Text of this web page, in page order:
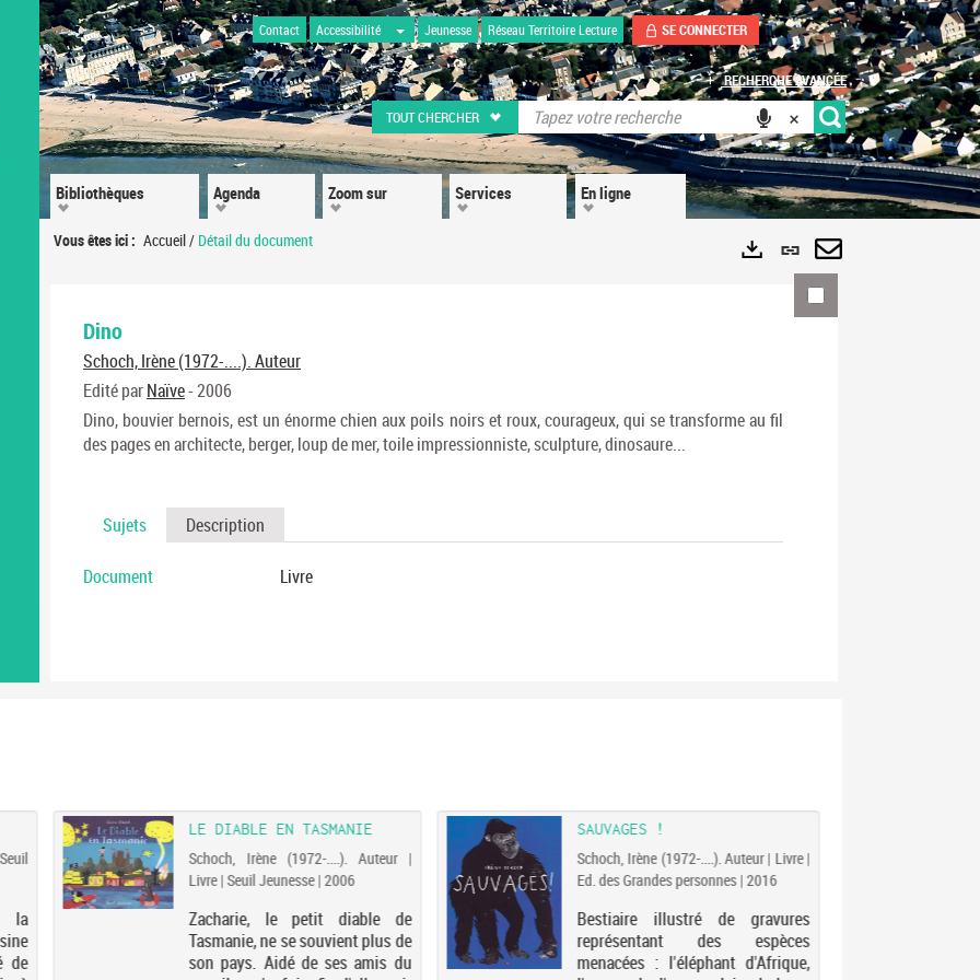
Contact Accessibilité Jeunesse Réseau Territoire Lecture SE CONNECTER
TOUT CHERCHER
RECHERCHE AVANCÉE
Vous êtes ici : Accueil/ Détail du document
Bibliothèques Agenda Zoom sur Services En ligne
Dino
Schoch, Irène (1972-....). Auteur
Edité parNaïve- 2006
Dino, bouvier bernois, est un énorme chien aux poils noirs et roux, courageux, qui se transforme au fil
des pages en architecte, berger, loup de mer, toile impressionniste, sculpture, dinosaure...
Sujets Description
Document Livre
Exports
Lien
permanent
(Nouvelle
Envoyer
par
LE DIABLE EN TASMANIE
Schoch, Irène (1972-....). Auteur |
Livre | Seuil Jeunesse | 2006
Zacharie, le petit diable de
Tasmanie, ne se souvient plus de
son pays. Aidé de ses amis du
SAUVAGES !
Schoch, Irène (1972-....). Auteur | Livre |
Ed. des Grandes personnes | 2016
Bestiaire illustré de gravures
représentant des espèces
menacées : l'éléphant d'Afrique,
la
de